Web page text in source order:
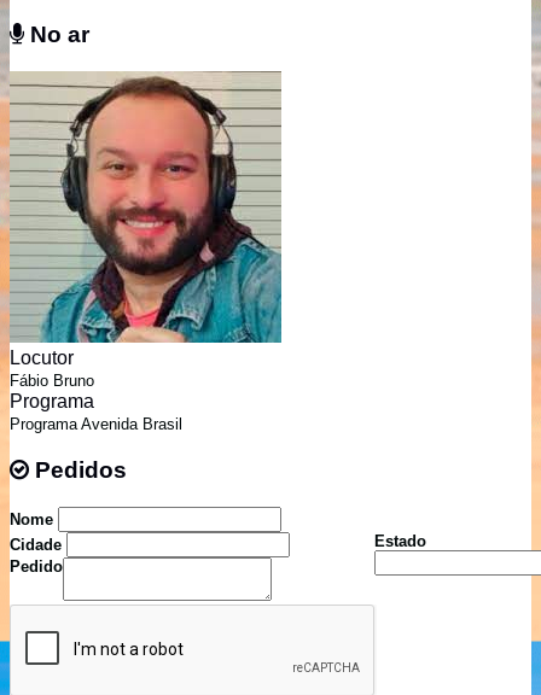
No ar
Locutor
Fábio Bruno
Programa
Programa Avenida Brasil
Pedidos
Nome
Cidade
Estado
Pedido